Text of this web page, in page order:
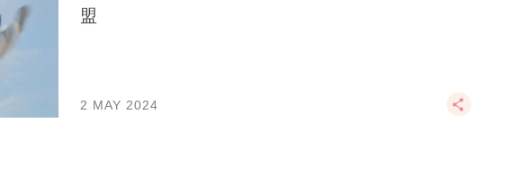
盟
2 MAY 2024